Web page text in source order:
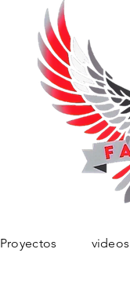
Proyectos videos